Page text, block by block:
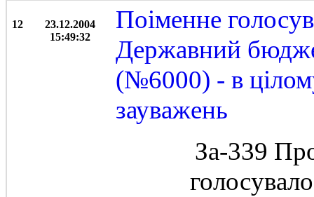
12
23.12.2004
15:49:32
Поіменне
Державний
(№6000) - в
зауважень
За-339